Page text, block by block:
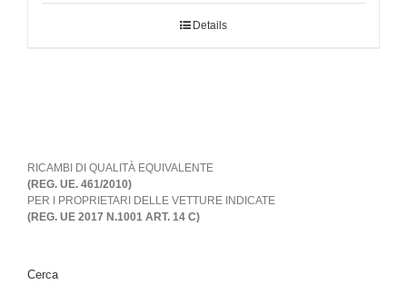
Details
RICAMBI DI QUALITÀ EQUIVALENTE
(REG. UE. 461/2010)
PER I PROPRIETARI DELLE VETTURE INDICATE
(REG. UE 2017 N.1001 ART. 14 C)
Cerca